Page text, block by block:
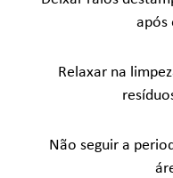
após
Relaxar na
Não seguir a